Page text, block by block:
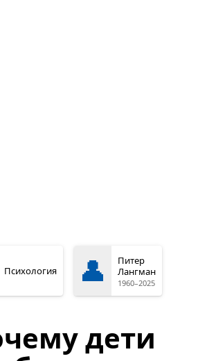
Психология 👤
Питер
Лангман
1960–2025
дети